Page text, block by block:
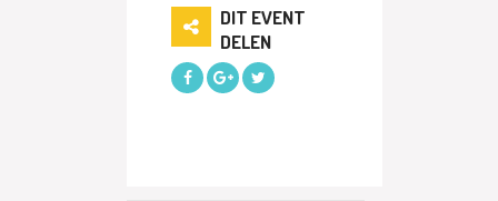
DIT EVENT
DELEN